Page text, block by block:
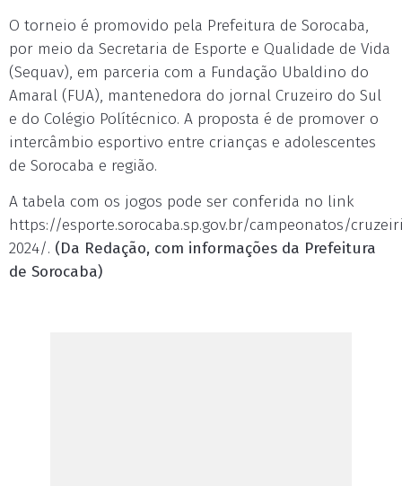
O torneio é promovido pela Prefeitura de Sorocaba,
por meio da Secretaria de Esporte e Qualidade de Vida
(Sequav), em parceria com a Fundação Ubaldino do
Amaral (FUA), mantenedora do jornal Cruzeiro do Sul
e do Colégio Polítécnico. A proposta é de promover o
intercâmbio esportivo entre crianças e adolescentes
de Sorocaba e região.
A tabela com os jogos pode ser conferida no link
https://esporte.sorocaba.sp.gov.br/campeonatos/
2024/. (Da Redação, com informações da Prefeitura
de Sorocaba)